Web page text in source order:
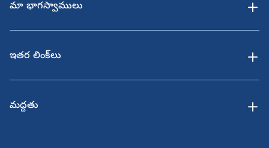
మా భాగస్వాములు
ఇతర లింక్‌లు
మద్దతు